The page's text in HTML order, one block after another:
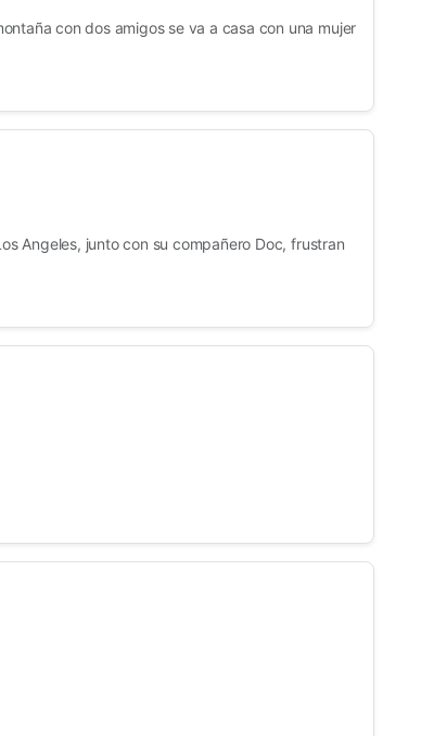
con dos amigos se va a casa con una mujer
Angeles, junto con su compañero Doc, frustran